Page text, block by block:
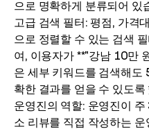
으로 명확하게 분류되어 있
고급 검색 필터: 평점, 가격
으로 정렬할 수 있는 검색
여, 이용자가 **"강남 10만
은 세부 키워드를 검색해도
확한 결과를 얻을 수 있도록
운영진의 역할: 운영진이 주
소 리뷰를 직접 작성하는 운